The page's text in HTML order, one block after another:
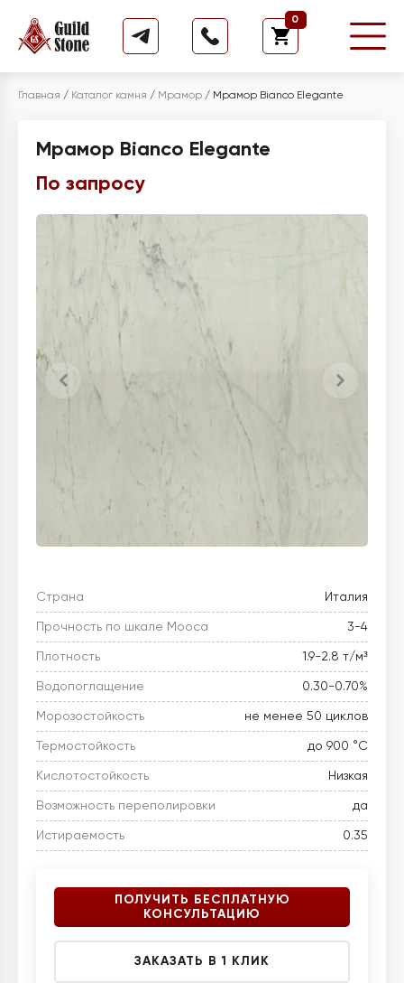
0
Главная / Каталог камня / Мрамор / Мрамор Bianco Elegante
Мрамор Bianco Elegante
По запросу
Страна Италия
Прочность по шкале Мооса 3-4
Плотность 1.9-2.8 т/м³
Водопоглащение 0.30-0.70%
Морозостойкость не менее 50 циклов
Термостойкость до 900 °C
Кислотостойкость Низкая
Возможность переполировки да
Истираемость 0.35
ПОЛУЧИТЬ БЕСПЛАТНУЮ
КОНСУЛЬТАЦИЮ
ЗАКАЗАТЬ В 1 КЛИК